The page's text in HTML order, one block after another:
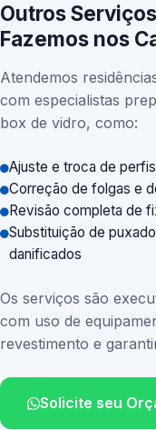
Outros
Fazemos nos
Atendemos
com especialistas
box de vidro, como:
Ajuste e troca de
Correção de folgas e
Revisão completa de
Substituição de
danificados
Os serviços são
com uso de
revestimento e
Solicite seu